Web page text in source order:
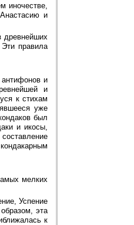
иночестве,
и
древнейших
правила
и
и
к стихам
уже
был
и икосы,
мелких
Успение
эта
к